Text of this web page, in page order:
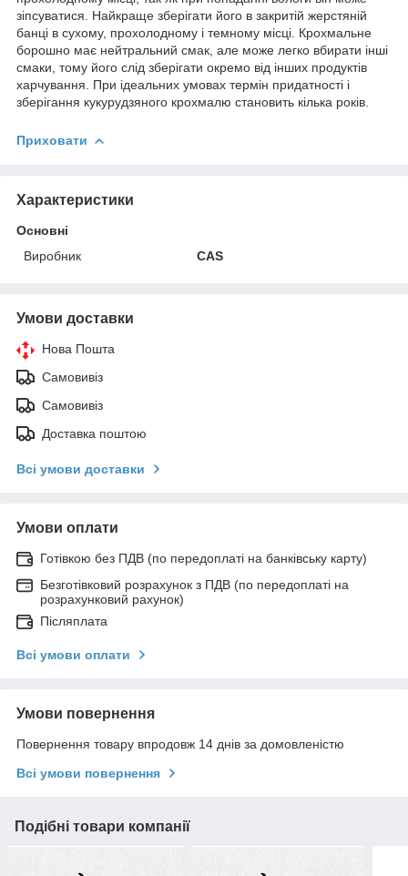
зіпсуватися. Найкраще зберігати його в закритій жерстяній
банці в сухому, прохолодному і темному місці. Крохмальне
борошно має нейтральний смак, але може легко вбирати інші
смаки, тому його слід зберігати окремо від інших продуктів
харчування. При ідеальних умовах термін придатності і
зберігання кукурудзяного крохмалю становить кілька років.
Приховати
Характеристики
Основні
Виробник
CAS
Умови доставки
Нова Пошта
Самовивіз
Самовивіз
Доставка поштою
Всі умови доставки
Умови оплати
Готівкою без ПДВ (по передоплаті на банківську карту)
Безготівковий розрахунок з ПДВ (по передоплаті на
розрахунковий рахунок)
Післяплата
Всі умови оплати
Умови повернення
Повернення товару впродовж 14 днів за домовленістю
Всі умови повернення
Подібні товари компанії